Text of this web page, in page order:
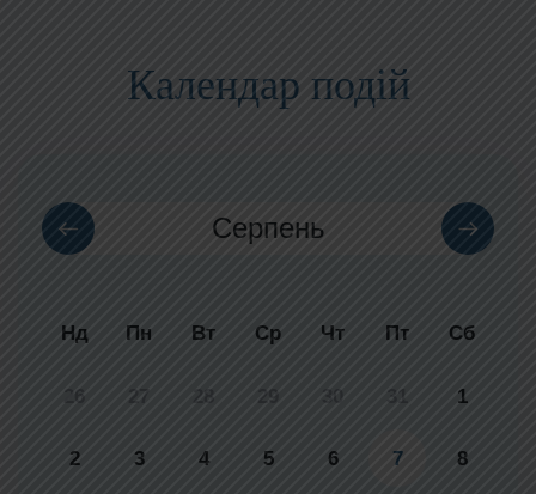
Календар подій
Серпень
Нд Пн Вт Ср Чт Пт Сб
26 27 28 29 30 31 1
2 3 4 5 6 7 8